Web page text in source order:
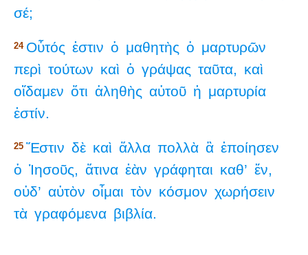
σέ;
24 Οὗτός ἐστιν ὁ μαθητὴς ὁ μαρτυρῶν
περὶ τούτων καὶ ὁ γράψας ταῦτα, καὶ
οἴδαμεν ὅτι ἀληθὴς αὐτοῦ ἡ μαρτυρία
ἐστίν.
25 Ἔστιν δὲ καὶ ἄλλα πολλὰ ἃ ἐποίησεν
ὁ Ἰησοῦς, ἅτινα ἐὰν γράφηται καθ’ ἕν,
οὐδ’ αὐτὸν οἶμαι τὸν κόσμον χωρήσειν
τὰ γραφόμενα βιβλία.